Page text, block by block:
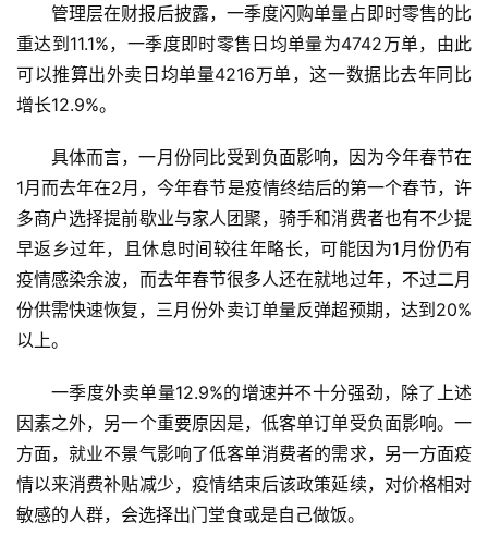
管理层在财报后披露，一季度闪购单量占即时零售的比
重达到11.1%，一季度即时零售日均单量为4742万单，由此
可以推算出外卖日均单量4216万单，这一数据比去年同比
增长12.9%。
具体而言，一月份同比受到负面影响，因为今年春节在
1月而去年在2月，今年春节是疫情终结后的第一个春节，许
多商户选择提前歇业与家人团聚，骑手和消费者也有不少提
早返乡过年，且休息时间较往年略长，可能因为1月份仍有
疫情感染余波，而去年春节很多人还在就地过年，不过二月
份供需快速恢复，三月份外卖订单量反弹超预期，达到20%
以上。
一季度外卖单量12.9%的增速并不十分强劲，除了上述
因素之外，另一个重要原因是，低客单订单受负面影响。一
方面，就业不景气影响了低客单消费者的需求，另一方面疫
情以来消费补贴减少，疫情结束后该政策延续，对价格相对
敏感的人群，会选择出门堂食或是自己做饭。